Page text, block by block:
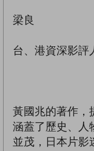
梁良
台、港資深影評
黃國兆的著作，
涵蓋了歷史、人
並茂，日本片影